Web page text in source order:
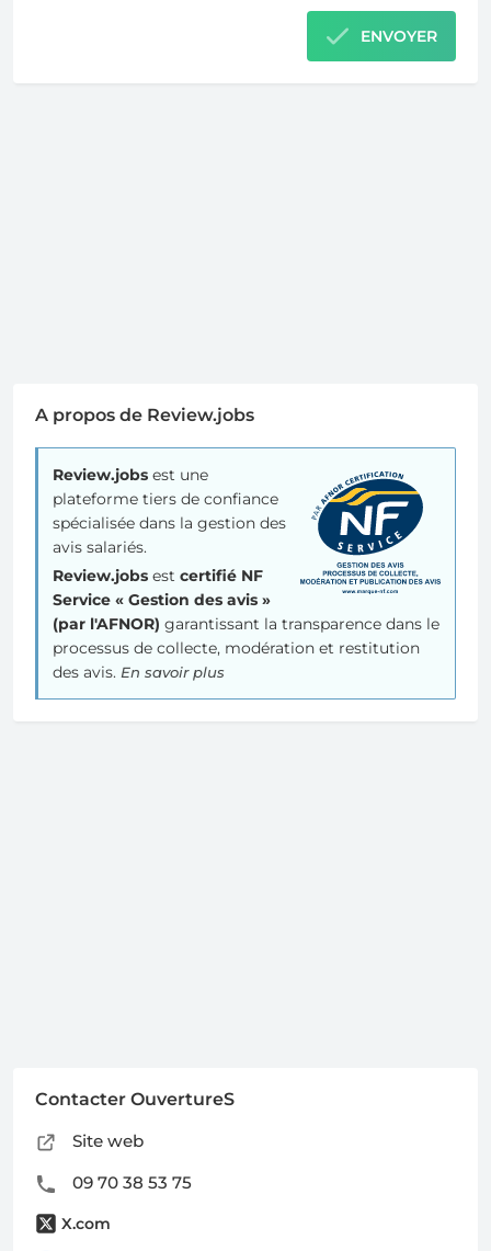
ENVOYER
A propos de Review.jobs
Review.jobs est une
plateforme tiers de confiance
spécialisée dans la gestion des
avis salariés.
Review.jobs est certifié NF
Service « Gestion des avis »
(par l'AFNOR) garantissant la transparence dans le
processus de collecte, modération et restitution
des avis. En savoir plus
Contacter OuvertureS
Site web
09 70 38 53 75
X.com